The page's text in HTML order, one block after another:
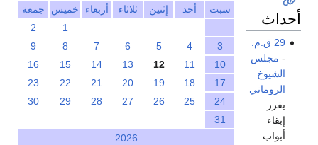
سبت
أحد إثنين ثلاثاء أربعاء خميس
جمعة
1
2
3
4
5
6
7
8
9
10
11
12
13
14
15
16
17
18
19
20
21
22
23
24
25
26
27
28
29
30
31
2026
أحداث
29 ق.م.
- مجلس
الشيوخ
الروماني
يقرر
إبقاء
أبواب